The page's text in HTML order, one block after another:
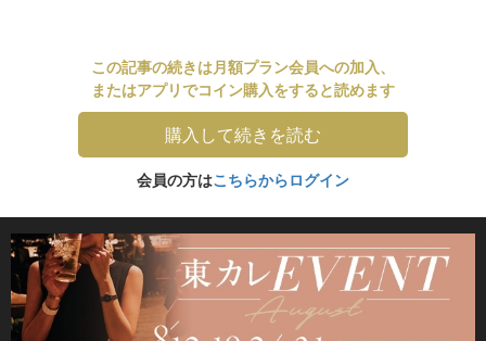
この記事の続きは月額プラン会員への加入、
またはアプリでコイン購入をすると読めます
購入して続きを読む
会員の方はこちらからログイン